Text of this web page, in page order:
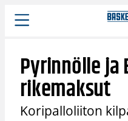
Siirry
sisältöön
Pyrinnölle ja
rikemaksut
Koripalloliiton